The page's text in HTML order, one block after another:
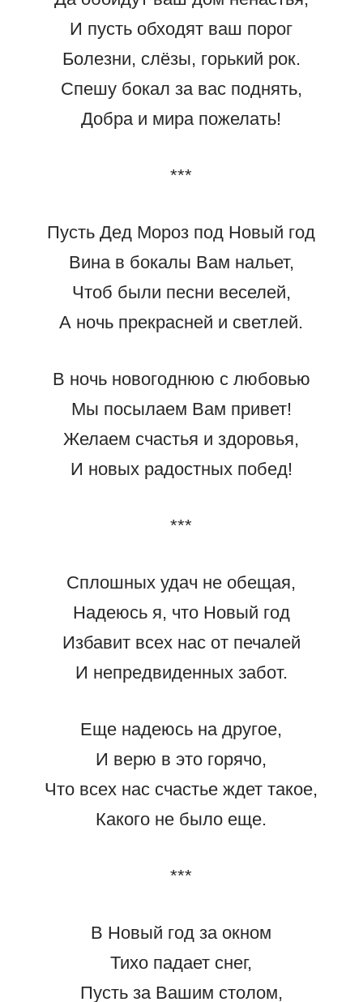
И пусть обходят ваш порог
Болезни, слёзы, горький рок.
Спешу бокал за вас поднять,
Добра и мира пожелать!
***
Пусть Дед Мороз под Новый год
Вина в бокалы Вам нальет,
Чтоб были песни веселей,
А ночь прекрасней и светлей.
В ночь новогоднюю с любовью
Мы посылаем Вам привет!
Желаем счастья и здоровья,
И новых радостных побед!
***
Сплошных удач не обещая,
Надеюсь я, что Новый год
Избавит всех нас от печалей
И непредвиденных забот.
Еще надеюсь на другое,
И верю в это горячо,
Что всех нас счастье ждет такое,
Какого не было еще.
***
В Новый год за окном
Тихо падает снег,
Пусть за Вашим столом,